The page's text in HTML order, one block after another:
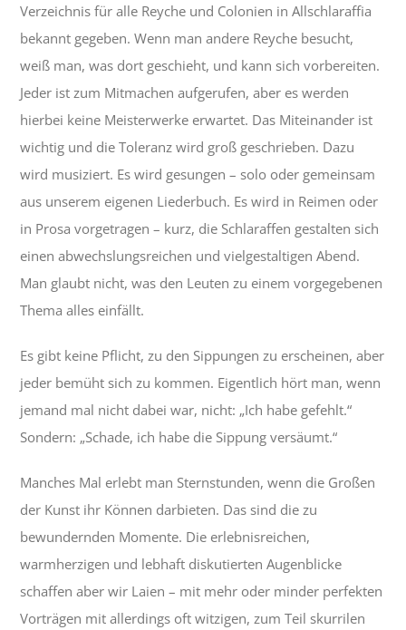
Verzeichnis für alle Reyche und Colonien in Allschlaraffia
bekannt gegeben. Wenn man andere Reyche besucht,
weiß man, was dort geschieht, und kann sich vorbereiten.
Jeder ist zum Mitmachen aufgerufen, aber es werden
hierbei keine Meisterwerke erwartet. Das Miteinander ist
wichtig und die Toleranz wird groß geschrieben. Dazu
wird musiziert. Es wird gesungen – solo oder gemeinsam
aus unserem eigenen Liederbuch. Es wird in Reimen oder
in Prosa vorgetragen – kurz, die Schlaraffen gestalten sich
einen abwechslungsreichen und vielgestaltigen Abend.
Man glaubt nicht, was den Leuten zu einem vorgegebenen
Thema alles einfällt.
Es gibt keine Pflicht, zu den Sippungen zu erscheinen, aber
jeder bemüht sich zu kommen. Eigentlich hört man, wenn
jemand mal nicht dabei war, nicht: „Ich habe gefehlt.“
Sondern: „Schade, ich habe die Sippung versäumt.“
Manches Mal erlebt man Sternstunden, wenn die Großen
der Kunst ihr Können darbieten. Das sind die zu
bewundernden Momente. Die erlebnisreichen,
warmherzigen und lebhaft diskutierten Augenblicke
schaffen aber wir Laien – mit mehr oder minder perfekten
Vorträgen mit allerdings oft witzigen, zum Teil skurrilen